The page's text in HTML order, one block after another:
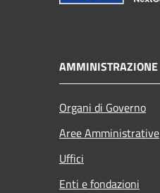
AMMINISTRAZIONE
Organi di Governo
Aree Amministrative
Uffici
Enti e fondazioni